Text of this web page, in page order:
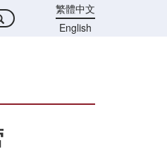
繁體中文
English